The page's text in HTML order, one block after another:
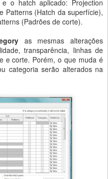
o hatch aplicado: Projection
Patterns (Hatch da superfície),
(Padrões de corte).
as mesmas alterações
transparência, linhas de
e corte. Porém, o que muda é
categoria serão alterados na